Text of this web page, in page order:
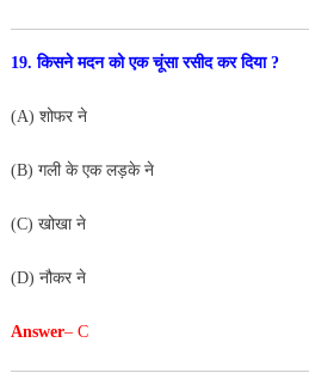
19. किसने मदन को एक चूंसा रसीद कर दिया ?
(A) शोफर ने
(B) गली के एक लड़के ने
(C) खोखा ने
(D) नौकर ने
Answer– C